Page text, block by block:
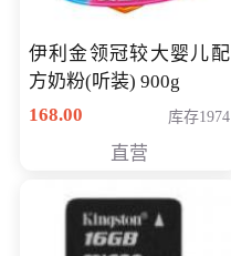
伊利金领冠较大婴儿配
方奶粉(听装) 900g
168.00
库存1974
直营